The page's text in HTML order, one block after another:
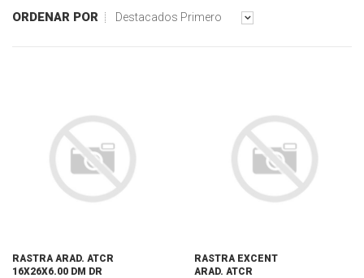
ORDENAR POR Destacados Primero
RASTRA ARAD. ATCR
16X26X6.00 DM DR
RASTRA EXCENT
ARAD. ATCR